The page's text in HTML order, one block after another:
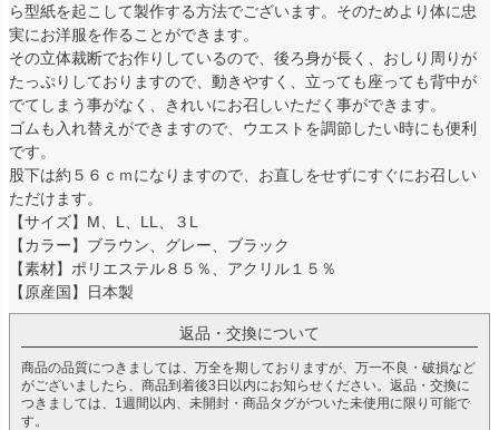
ら型紙を起こして製作する方法でございます。そのためより体に忠
実にお洋服を作ることができます。
その立体裁断でお作りしているので、後ろ身が長く、おしり周りが
たっぷりしておりますので、動きやすく、立っても座っても背中が
でてしまう事がなく、きれいにお召しいただく事ができます。
ゴムも入れ替えができますので、ウエストを調節したい時にも便利
です。
股下は約５６ｃｍになりますので、お直しをせずにすぐにお召しい
ただけます。
【サイズ】M、L、LL、３L
【カラー】ブラウン、グレー、ブラック
【素材】ポリエステル８５％、アクリル１５％
【原産国】日本製
返品・交換について
商品の品質につきましては、万全を期しておりますが、万一不良・破損など
がございましたら、商品到着後3日以内にお知らせください。返品・交換に
つきましては、1週間以内、未開封・商品タグがついた未使用に限り可能で
す。